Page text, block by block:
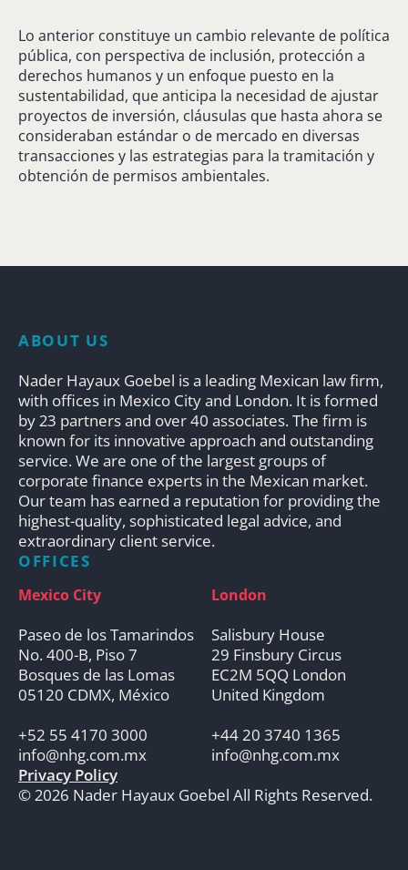
Lo anterior constituye un cambio relevante de política
pública, con perspectiva de inclusión, protección a
derechos humanos y un enfoque puesto en la
sustentabilidad, que anticipa la necesidad de ajustar
proyectos de inversión, cláusulas que hasta ahora se
consideraban estándar o de mercado en diversas
transacciones y las estrategias para la tramitación y
obtención de permisos ambientales.
ABOUT US
Nader Hayaux Goebel is a leading Mexican law firm,
with offices in Mexico City and London. It is formed
by 23 partners and over 40 associates. The firm is
known for its innovative approach and outstanding
service. We are one of the largest groups of
corporate finance experts in the Mexican market.
Our team has earned a reputation for providing the
highest-quality, sophisticated legal advice, and
extraordinary client service.
OFFICES
Mexico City
Paseo de los Tamarindos
No. 400-B, Piso 7
Bosques de las Lomas
05120 CDMX, México
+52 55 4170 3000
info@nhg.com.mx
London
Salisbury House
29 Finsbury Circus
EC2M 5QQ London
United Kingdom
+44 20 3740 1365
info@nhg.com.mx
Privacy Policy
© 2026 Nader Hayaux Goebel All Rights Reserved.